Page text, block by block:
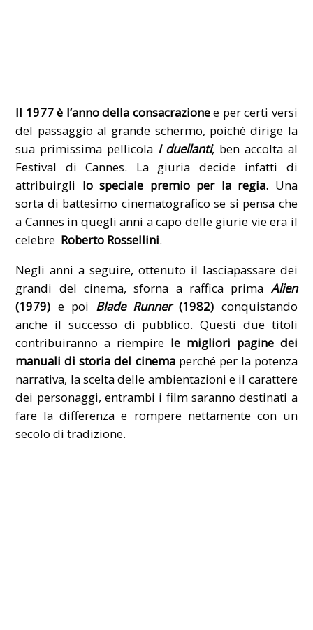
Il 1977 è l’anno della consacrazionee per certi versi
del passaggio al grande schermo, poiché dirige la
sua primissima pellicola I duellanti, ben accolta al
Festival di Cannes. La giuria decide infatti di
attribuirgli lo speciale premio per la regia. Una
sorta di battesimo cinematografico se si pensa che
a Cannes in quegli anni a capo delle giurie vie era il
celebre Roberto Rossellini.
Negli anni a seguire, ottenuto il lasciapassare dei
grandi del cinema, sforna a raffica prima Alien
(1979) e poi Blade Runner(1982) conquistando
anche il successo di pubblico. Questi due titoli
contribuiranno a riempire le migliori pagine dei
manuali di storia del cinemaperché per la potenza
narrativa, la scelta delle ambientazioni e il carattere
dei personaggi, entrambi i film saranno destinati a
fare la differenza e rompere nettamente con un
secolo di tradizione.